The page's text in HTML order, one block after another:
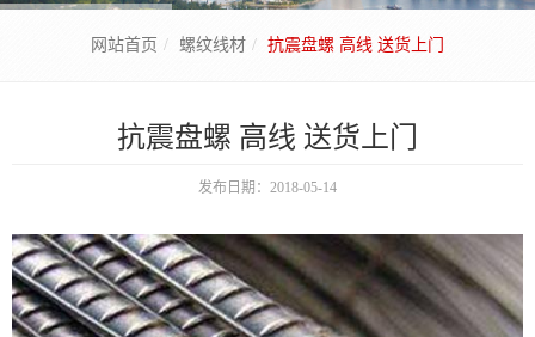
网站首页 螺纹线材 抗震盘螺 高线 送货上门
抗震盘螺 高线 送货上门
发布日期：2018-05-14